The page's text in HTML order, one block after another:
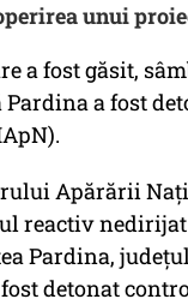
unui
a fost găsit,
a fost
Apărării
reactiv
Pardina,
detonat